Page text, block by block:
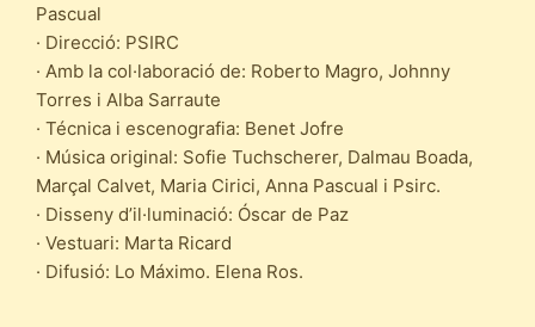
Pascual
· Direcció: PSIRC
· Amb la col·laboració de: Roberto Magro, Johnny
Torres i Alba Sarraute
· Técnica i escenografia: Benet Jofre
· Música original: Sofie Tuchscherer, Dalmau Boada,
Marçal Calvet, Maria Cirici, Anna Pascual i Psirc.
· Disseny d’il·luminació: Óscar de Paz
· Vestuari: Marta Ricard
· Difusió: Lo Máximo. Elena Ros.